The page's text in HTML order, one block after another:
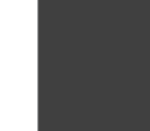
ski,